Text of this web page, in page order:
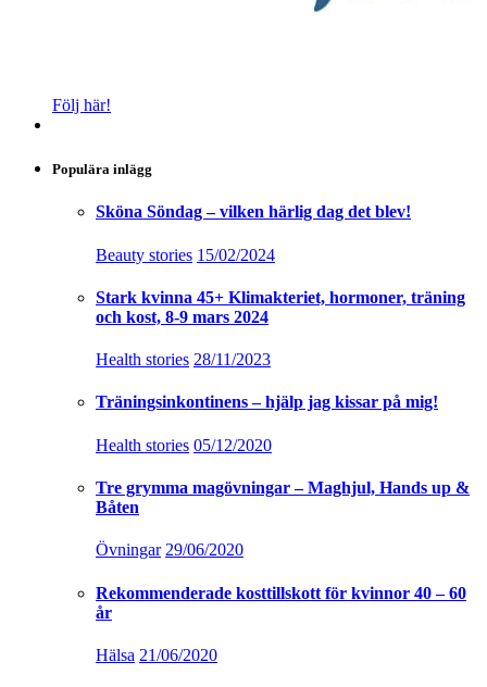
Följ här!
Populära inlägg
Sköna Söndag – vilken härlig dag det blev!
Beauty stories 15/02/2024
Stark kvinna 45+ Klimakteriet, hormoner, träning
och kost, 8-9 mars 2024
Health stories 28/11/2023
Träningsinkontinens – hjälp jag kissar på mig!
Health stories 05/12/2020
Tre grymma magövningar – Maghjul, Hands up &
Båten
Övningar 29/06/2020
Rekommenderade kosttillskott för kvinnor 40 – 60
år
Hälsa 21/06/2020